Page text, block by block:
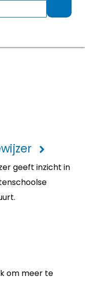
geeft inzicht in
om meer te